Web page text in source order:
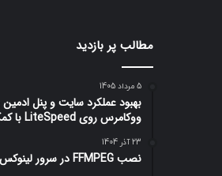
مطالب پر بازدید
5 مرداد 1405
بهبود عملکرد سایت و پنل
ووکامرس روی LiteSpeed با کمک Redis
23 آذر 1404
نصب FFMPEG در سرور لینوکس